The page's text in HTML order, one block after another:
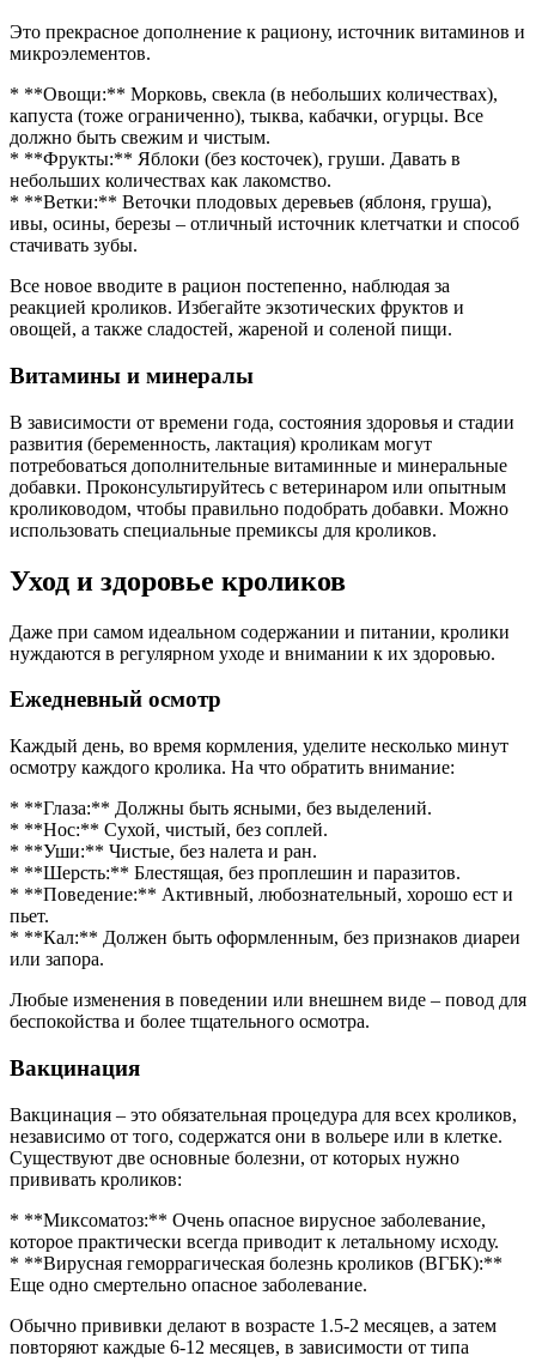
Это прекрасное дополнение к рациону, источник витаминов и
микроэлементов.
* **Овощи:** Морковь, свекла (в небольших количествах),
капуста (тоже ограниченно), тыква, кабачки, огурцы. Все
должно быть свежим и чистым.
* **Фрукты:** Яблоки (без косточек), груши. Давать в
небольших количествах как лакомство.
* **Ветки:** Веточки плодовых деревьев (яблоня, груша),
ивы, осины, березы – отличный источник клетчатки и способ
стачивать зубы.
Все новое вводите в рацион постепенно, наблюдая за
реакцией кроликов. Избегайте экзотических фруктов и
овощей, а также сладостей, жареной и соленой пищи.
Витамины и минералы
В зависимости от времени года, состояния здоровья и стадии
развития (беременность, лактация) кроликам могут
потребоваться дополнительные витаминные и минеральные
добавки. Проконсультируйтесь с ветеринаром или опытным
кролиководом, чтобы правильно подобрать добавки. Можно
использовать специальные премиксы для кроликов.
Уход и здоровье кроликов
Даже при самом идеальном содержании и питании, кролики
нуждаются в регулярном уходе и внимании к их здоровью.
Ежедневный осмотр
Каждый день, во время кормления, уделите несколько минут
осмотру каждого кролика. На что обратить внимание:
* **Глаза:** Должны быть ясными, без выделений.
* **Нос:** Сухой, чистый, без соплей.
* **Уши:** Чистые, без налета и ран.
* **Шерсть:** Блестящая, без проплешин и паразитов.
* **Поведение:** Активный, любознательный, хорошо ест и
пьет.
* **Кал:** Должен быть оформленным, без признаков диареи
или запора.
Любые изменения в поведении или внешнем виде – повод для
беспокойства и более тщательного осмотра.
Вакцинация
Вакцинация – это обязательная процедура для всех кроликов,
независимо от того, содержатся они в вольере или в клетке.
Существуют две основные болезни, от которых нужно
прививать кроликов:
* **Миксоматоз:** Очень опасное вирусное заболевание,
которое практически всегда приводит к летальному исходу.
* **Вирусная геморрагическая болезнь кроликов (ВГБК):**
Еще одно смертельно опасное заболевание.
Обычно прививки делают в возрасте 1.5-2 месяцев, а затем
повторяют каждые 6-12 месяцев, в зависимости от типа